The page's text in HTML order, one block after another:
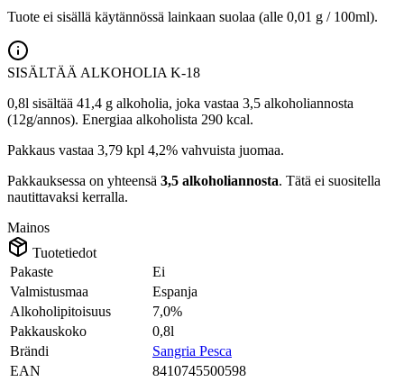
Tuote ei sisällä käytännössä lainkaan suolaa (alle 0,01 g / 100ml).
SISÄLTÄÄ ALKOHOLIA K-18
0,8l sisältää 41,4 g alkoholia, joka vastaa 3,5 alkoholiannosta
(12g/annos). Energiaa alkoholista 290 kcal.
Pakkaus vastaa 3,79 kpl 4,2% vahvuista juomaa.
Pakkauksessa on yhteensä 3,5 alkoholiannosta. Tätä ei suositella
nautittavaksi kerralla.
Mainos
Tuotetiedot
Pakaste
Ei
Valmistusmaa
Espanja
Alkoholipitoisuus
7,0%
Pakkauskoko
0,8l
Brändi
Sangria Pesca
EAN
8410745500598